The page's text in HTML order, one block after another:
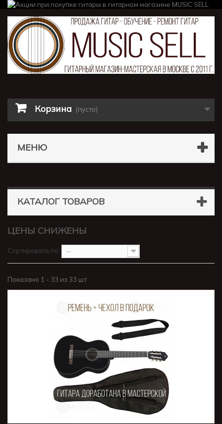
Корзина (пусто)
МЕНЮ
КАТАЛОГ ТОВАРОВ
ЦЕНЫ СНИЖЕНЫ
Сортировать по --
Показано 1 - 33 из 33 шт